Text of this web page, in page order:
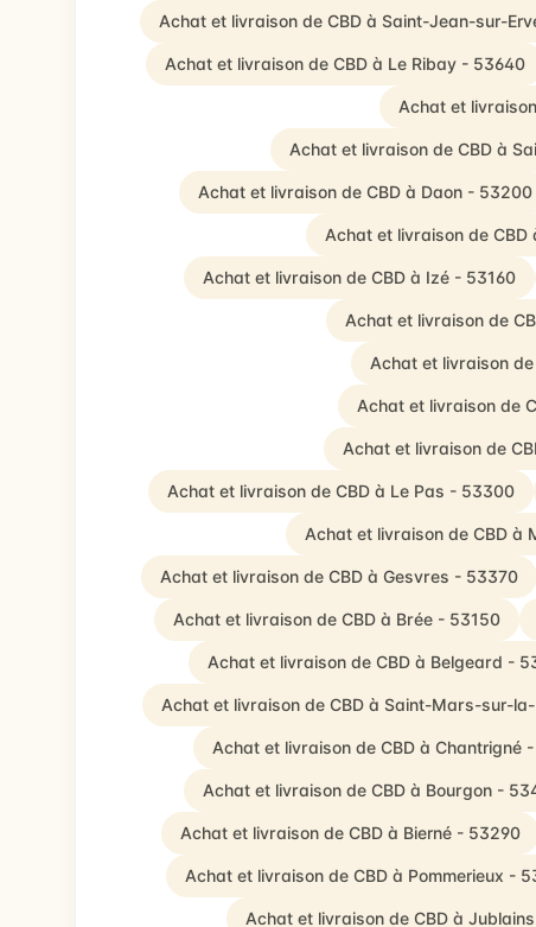
Achat et livraison de CBD à Saint-Jean-sur-
Achat et livraison de CBD à Le Ribay - 53640
Achat et
Achat et livraison de CBD à
Achat et livraison de CBD à Daon - 53200
Achat et livraison de
Achat et livraison de CBD à Izé - 53160
Achat et livraison de
Achat et livraison
Achat et livraison de
Achat et livraison de
Achat et livraison de CBD à Le Pas - 53300
Achat et livraison de CBD à
Achat et livraison de CBD à Gesvres - 53370
Achat et livraison de CBD à Brée - 53150
Achat et livraison de CBD à Belgeard -
Achat et livraison de CBD à Saint-Mars-sur-
Achat et livraison de CBD à Chantrigné
Achat et livraison de CBD à Bourgon -
Achat et livraison de CBD à Bierné - 53290
Achat et livraison de CBD à Pommerieux -
Achat et livraison de CBD à